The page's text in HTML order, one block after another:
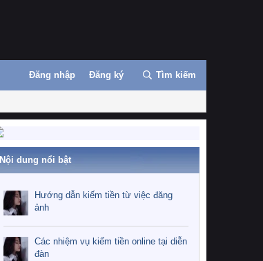
Đăng nhập Đăng ký Tìm kiếm
Nội dung nổi bật
Hướng dẫn kiếm tiền từ việc đăng
ảnh
Các nhiệm vụ kiếm tiền online tại diễn
đàn